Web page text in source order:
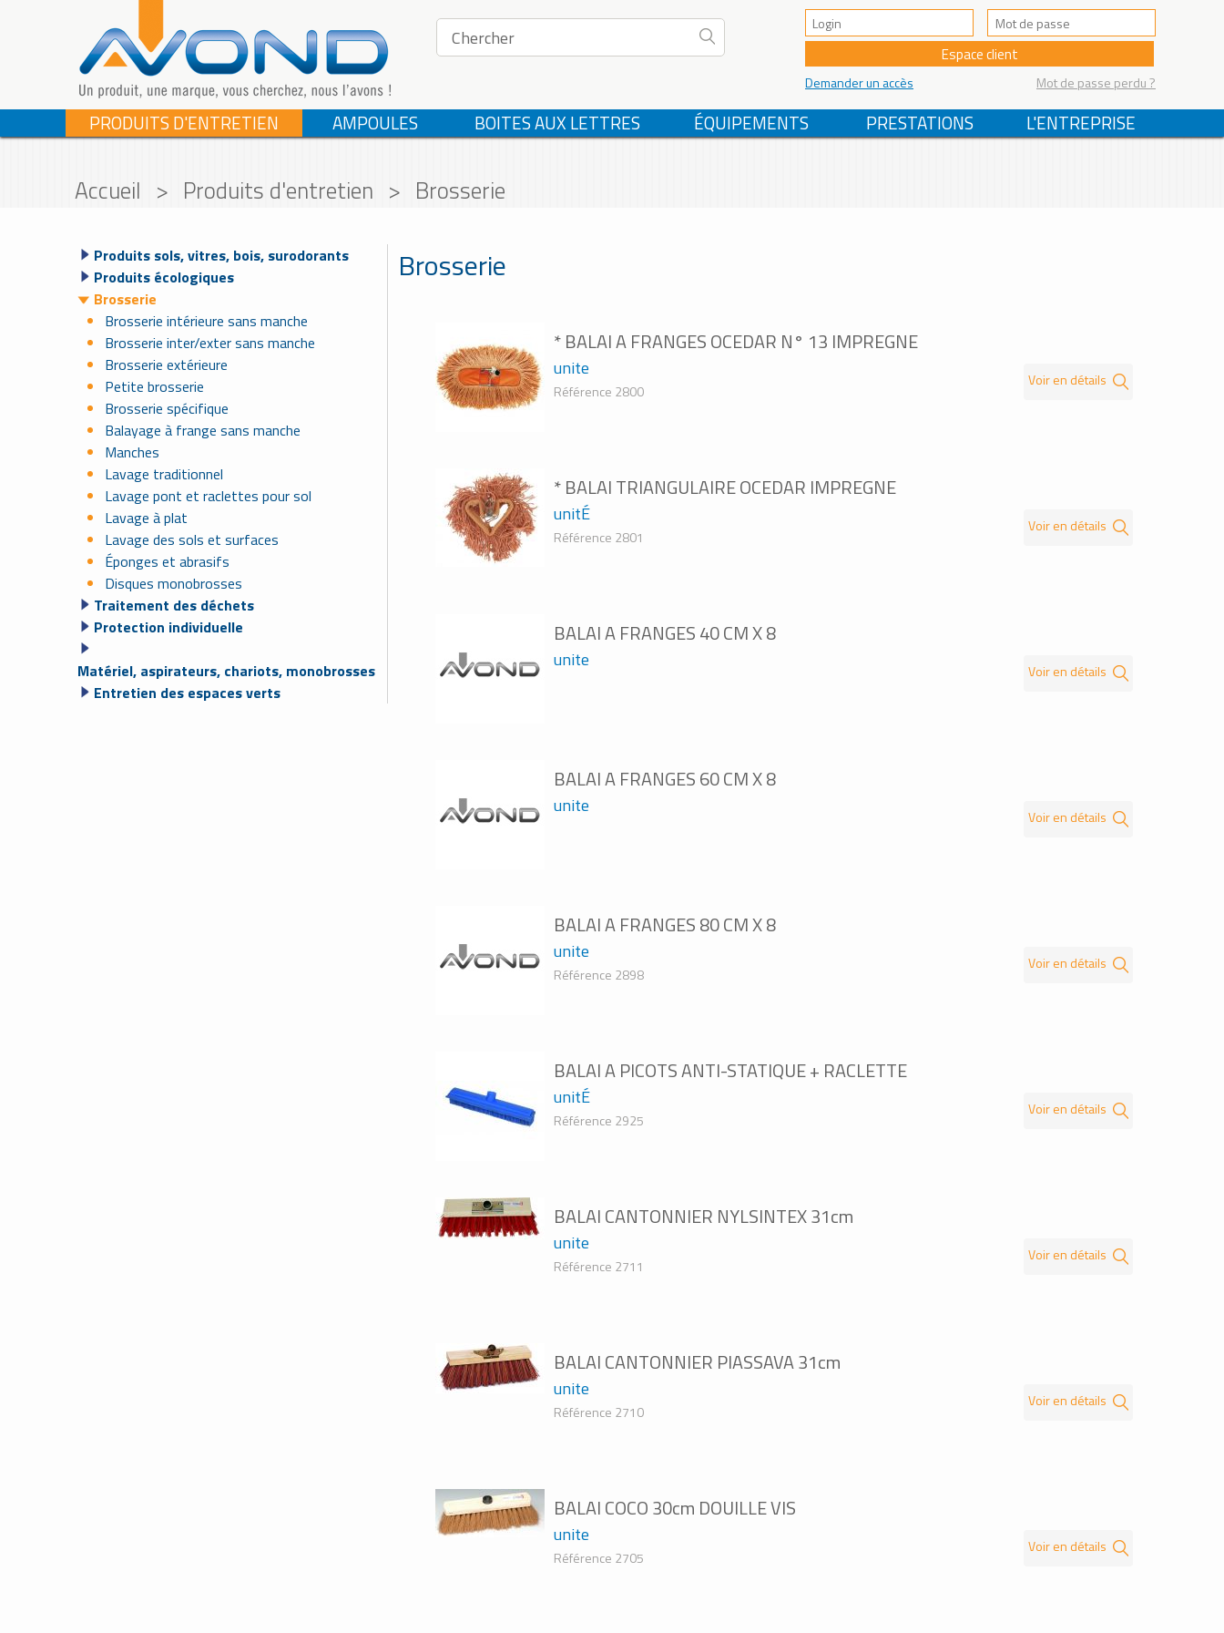
Demander un accès Mot de passe perdu ?
PRODUITS D'ENTRETIEN AMPOULES BOITES AUX LETTRES ÉQUIPEMENTS PRESTATIONS L'ENTREPRISE
Accueil > Produits d'entretien > Brosserie
Produits sols, vitres, bois, surodorants
Produits écologiques
Brosserie
Brosserie intérieure sans manche
Brosserie inter/exter sans manche
Brosserie extérieure
Petite brosserie
Brosserie spécifique
Balayage à frange sans manche
Manches
Lavage traditionnel
Lavage pont et raclettes pour sol
Lavage à plat
Lavage des sols et surfaces
Éponges et abrasifs
Disques monobrosses
Traitement des déchets
Protection individuelle
Matériel, aspirateurs, chariots, monobrosses
Entretien des espaces verts
Brosserie
* BALAI A FRANGES OCEDAR N° 13 IMPREGNE
unite
Référence 2800
Voir en détails
* BALAI TRIANGULAIRE OCEDAR IMPREGNE
unitÉ
Référence 2801
Voir en détails
BALAI A FRANGES 40 CM X 8
unite Voir en détails
BALAI A FRANGES 60 CM X 8
unite Voir en détails
BALAI A FRANGES 80 CM X 8
unite
Référence 2898
Voir en détails
BALAI A PICOTS ANTI-STATIQUE + RACLETTE
unitÉ
Référence 2925
Voir en détails
BALAI CANTONNIER NYLSINTEX 31cm
unite
Référence 2711
Voir en détails
BALAI CANTONNIER PIASSAVA 31cm
unite
Référence 2710
Voir en détails
BALAI COCO 30cm DOUILLE VIS
unite
Référence 2705
Voir en détails